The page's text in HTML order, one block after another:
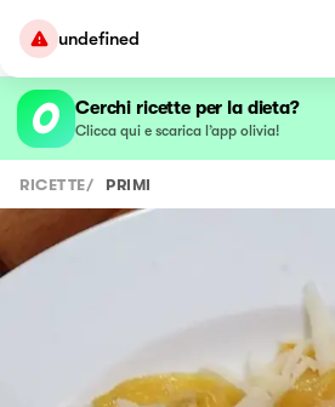
undefined
Cerchi ricette per la dieta?
Clicca qui e scarica l’app olivia!
RICETTE/ PRIMI